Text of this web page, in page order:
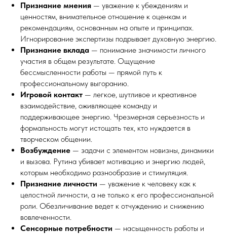
Признание мнения — уважение к убеждениям и
ценностям, внимательное отношение к оценкам и
рекомендациям, основанным на опыте и принципах.
Игнорирование экспертизы подрывает духовную энергию.
Признание вклада — понимание значимости личного
участия в общем результате. Ощущение
бессмысленности работы — прямой путь к
профессиональному выгоранию.
Игровой контакт — легкое, шутливое и креативное
взаимодействие, оживляющее команду и
поддерживающее энергию. Чрезмерная серьезность и
формальность могут истощать тех, кто нуждается в
творческом общении.
Возбуждение — задачи с элементом новизны, динамики
и вызова. Рутина убивает мотивацию и энергию людей,
которым необходимо разнообразие и стимуляция.
Признание личности — уважение к человеку как к
целостной личности, а не только к его профессиональной
роли. Обезличивание ведет к отчуждению и снижению
вовлеченности.
Сенсорные потребности — насыщенность работы и